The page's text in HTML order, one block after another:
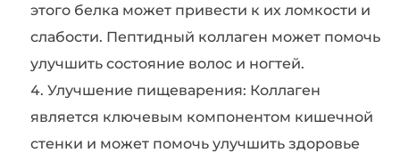
этого белка может привести к их ломкости и
слабости. Пептидный коллаген может помочь
улучшить состояние волос и ногтей.
Улучшение пищеварения: Коллаген
является ключевым компонентом кишечной
стенки и может помочь улучшить здоровье